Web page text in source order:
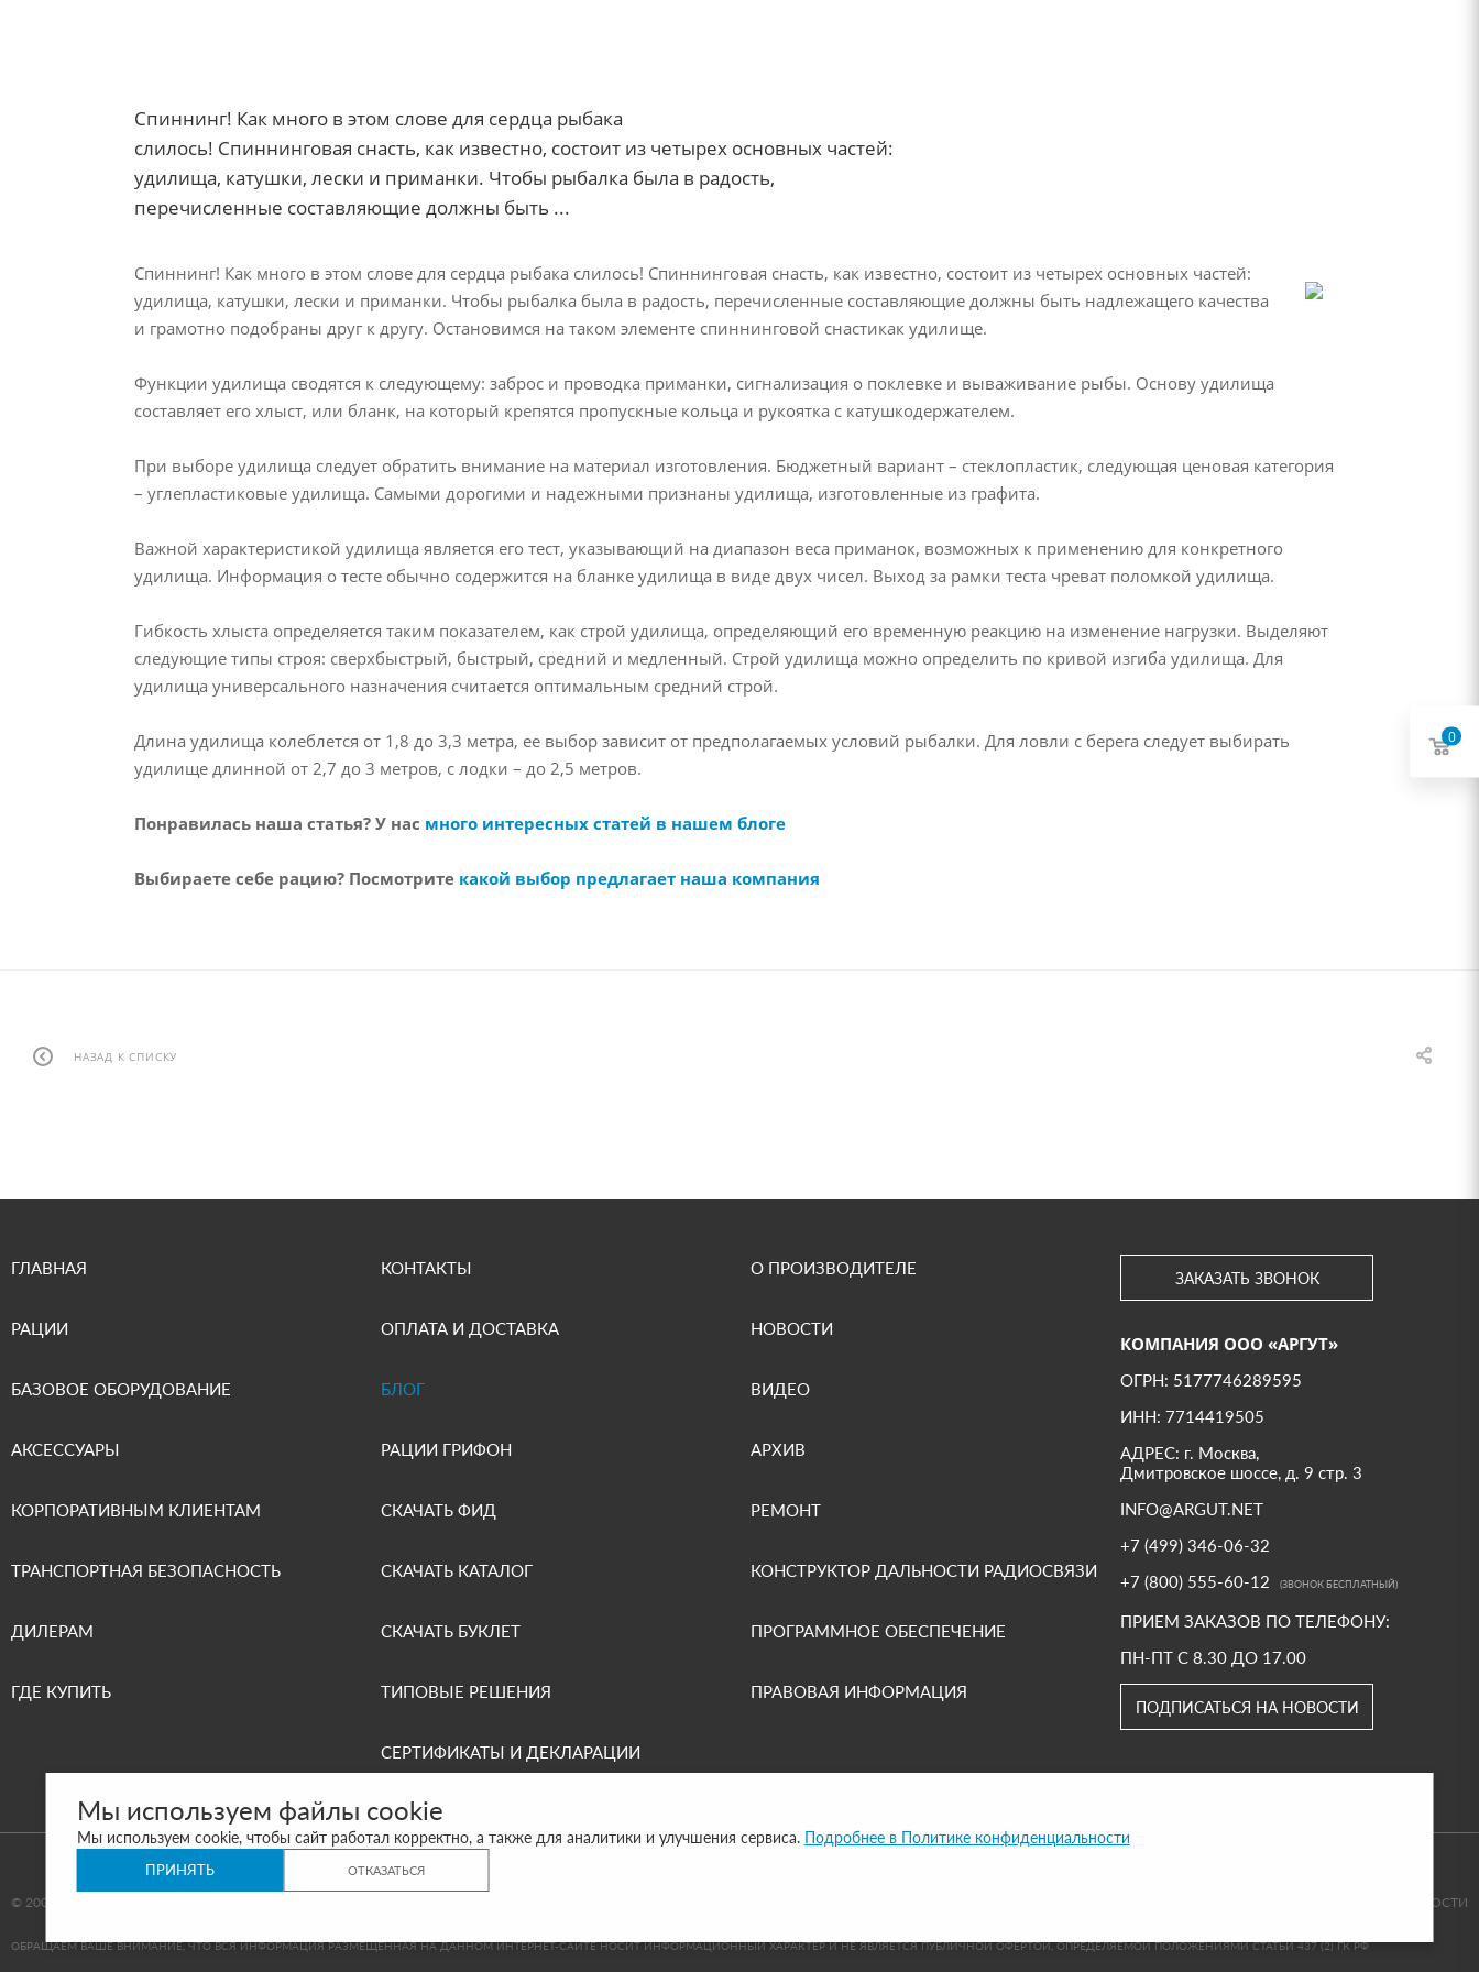
Спиннинг! Как много в этом слове для сердца рыбака
слилось! Спиннинговая снасть, как известно, состоит из четырех основных частей:
удилища, катушки, лески и приманки. Чтобы рыбалка была в радость,
перечисленные составляющие должны быть ...
Спиннинг! Как много в этом слове для сердца рыбака слилось! Спиннинговая снасть, как известно, состоит из четырех основных частей:
удилища, катушки, лески и приманки. Чтобы рыбалка была в радость, перечисленные составляющие должны быть надлежащего качества
и грамотно подобраны друг к другу. Остановимся на таком элементе спиннинговой снастикак удилище.
Функции удилища сводятся к следующему: заброс и проводка приманки, сигнализация о поклевке и вываживание рыбы. Основу удилища
составляет его хлыст, или бланк, на который крепятся пропускные кольца и рукоятка с катушкодержателем.
При выборе удилища следует обратить внимание на материал изготовления. Бюджетный вариант – стеклопластик, следующая ценовая категория
– углепластиковые удилища. Самыми дорогими и надежными признаны удилища, изготовленные из графита.
Важной характеристикой удилища является его тест, указывающий на диапазон веса приманок, возможных к применению для конкретного
удилища. Информация о тесте обычно содержится на бланке удилища в виде двух чисел. Выход за рамки теста чреват поломкой удилища.
Гибкость хлыста определяется таким показателем, как строй удилища, определяющий его временную реакцию на изменение нагрузки. Выделяют
следующие типы строя: сверхбыстрый, быстрый, средний и медленный. Строй удилища можно определить по кривой изгиба удилища. Для
удилища универсального назначения считается оптимальным средний строй.
Длина удилища колеблется от 1,8 до 3,3 метра, ее выбор зависит от предполагаемых условий рыбалки. Для ловли с берега следует выбирать
удилище длинной от 2,7 до 3 метров, с лодки – до 2,5 метров.
Понравилась наша статья? У нас много интересных статей в нашем блоге
Выбираете себе рацию? Посмотрите какой выбор предлагает наша компания
НАЗАД К СПИСКУ
ГЛАВНАЯ
РАЦИИ
БАЗОВОЕ ОБОРУДОВАНИЕ
АКСЕССУАРЫ
КОРПОРАТИВНЫМ КЛИЕНТАМ
ТРАНСПОРТНАЯ БЕЗОПАСНОСТЬ
ДИЛЕРАМ
ГДЕ КУПИТЬ
КОНТАКТЫ
ОПЛАТА И ДОСТАВКА
БЛОГ
РАЦИИ ГРИФОН
СКАЧАТЬ ФИД
СКАЧАТЬ КАТАЛОГ
СКАЧАТЬ БУКЛЕТ
ТИПОВЫЕ РЕШЕНИЯ
СЕРТИФИКАТЫ И ДЕКЛАРАЦИИ
О ПРОИЗВОДИТЕЛЕ
НОВОСТИ
ВИДЕО
АРХИВ
РЕМОНТ
КОНСТРУКТОР ДАЛЬНОСТИ РАДИОСВЯЗИ
ПРОГРАММНОЕ ОБЕСПЕЧЕНИЕ
ПРАВОВАЯ ИНФОРМАЦИЯ
ЗАКАЗАТЬ ЗВОНОК
КОМПАНИЯ ООО «АРГУТ»
ОГРН: 5177746289595
ИНН: 7714419505
АДРЕС: г. Москва,
Дмитровское шоссе, д. 9 стр. 3
INFO@ARGUT.NET
+7 (499) 346-06-32
+7 (800) 555-60-12
(ЗВОНОК БЕСПЛАТНЫЙ)
ПРИЕМ ЗАКАЗОВ ПО ТЕЛЕФОНУ:
ПН-ПТ С 8.30 ДО 17.00
ПОДПИСАТЬСЯ НА НОВОСТИ
© 2000-2026 ООО «АРГУТ» ПОЛИТИКА КОНФИДЕНЦИАЛЬНОСТИ
ОБРАЩАЕМ ВАШЕ ВНИМАНИЕ, ЧТО ВСЯ ИНФОРМАЦИЯ РАЗМЕЩЕННАЯ НА ДАННОМ ИНТЕРНЕТ-САЙТЕ НОСИТ ИНФОРМАЦИОННЫЙ ХАРАКТЕР И НЕ ЯВЛЯЕТСЯ ПУБЛИЧНОЙ ОФЕРТОЙ, ОПРЕДЕЛЯЕМОЙ ПОЛОЖЕНИЯМИ СТАТЬИ 437 (2) ГК РФ
0
Мы используем файлы cookie
Мы используем cookie, чтобы сайт работал корректно, а также для аналитики и улучшения сервиса. Подробнее в Политике конфиденциальности
ПРИНЯТЬ ОТКАЗАТЬСЯ